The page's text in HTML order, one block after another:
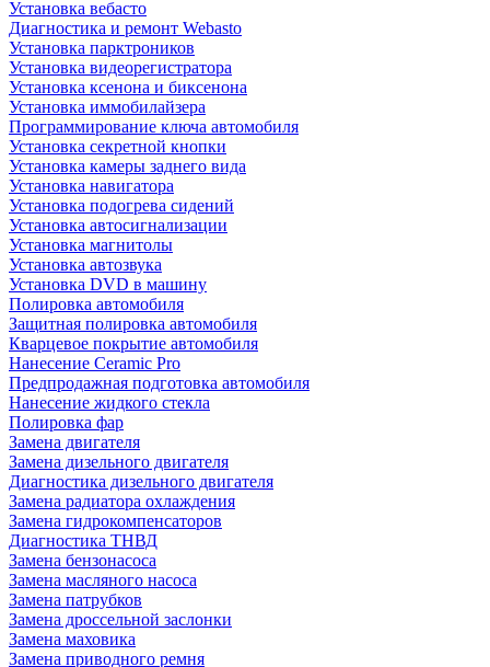
Установка вебасто
Диагностика и ремонт Webasto
Установка парктроников
Установка видеорегистратора
Установка ксенона и биксенона
Установка иммобилайзера
Программирование ключа автомобиля
Установка секретной кнопки
Установка камеры заднего вида
Установка навигатора
Установка подогрева сидений
Установка автосигнализации
Установка магнитолы
Установка автозвука
Установка DVD в машину
Полировка автомобиля
Защитная полировка автомобиля
Кварцевое покрытие автомобиля
Нанесение Ceramic Pro
Предпродажная подготовка автомобиля
Нанесение жидкого стекла
Полировка фар
Замена двигателя
Замена дизельного двигателя
Диагностика дизельного двигателя
Замена радиатора охлаждения
Замена гидрокомпенсаторов
Диагностика ТНВД
Замена бензонасоса
Замена масляного насоса
Замена патрубков
Замена дроссельной заслонки
Замена маховика
Замена приводного ремня